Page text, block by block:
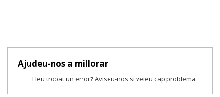
Ajudeu-nos a millorar
Heu trobat un error? Aviseu-nos si veieu cap problema.